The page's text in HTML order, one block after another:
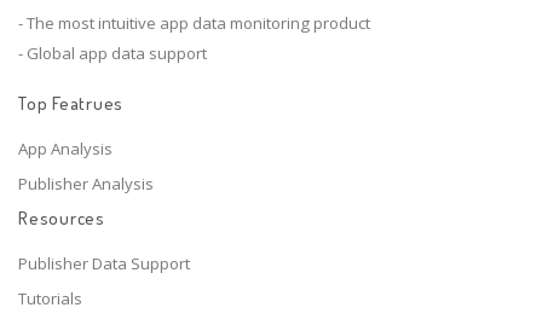
- The most intuitive app data monitoring product
- Global app data support
Top Featrues
App Analysis
Publisher Analysis
Resources
Publisher Data Support
Tutorials